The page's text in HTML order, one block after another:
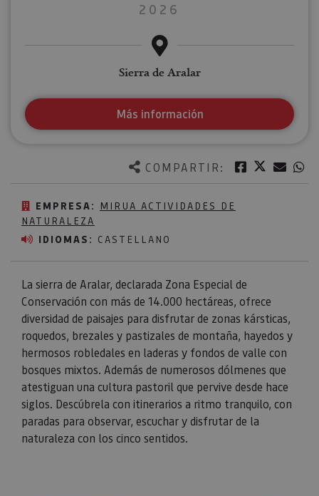
COMPARTIR: Facebook
Twitter
EMPRESA:
MIRUA ACTIVIDADES DE
NATURALEZA
IDIOMAS: CASTELLANO
La sierra de Aralar, declarada Zona Especial de
Conservación con más de 14.000 hectáreas, ofrece
diversidad de paisajes para disfrutar de zonas kársticas,
roquedos, brezales y pastizales de montaña, hayedos y
hermosos robledales en laderas y fondos de valle con
bosques mixtos. Además de numerosos dólmenes que
atestiguan una cultura pastoril que pervive desde hace
siglos. Descúbrela con itinerarios a ritmo tranquilo, con
paradas para observar, escuchar y disfrutar de la
naturaleza con los cinco sentidos.
2026
Sierra de Aralar
Más información